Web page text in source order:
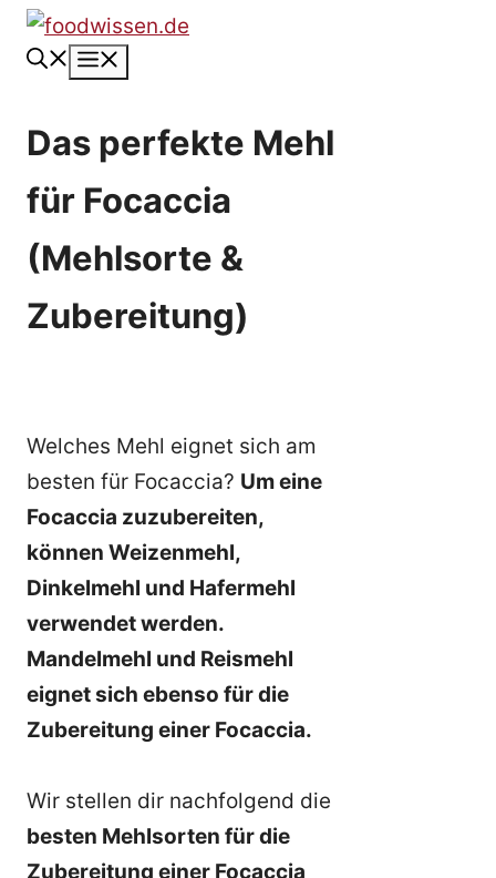
Zum
Inhalt
Das perfekte Mehl
für Focaccia
(Mehlsorte &
Zubereitung)
Welches Mehl eignet sich am
besten für Focaccia? Um eine
Focaccia zuzubereiten,
können Weizenmehl,
Dinkelmehl und Hafermehl
verwendet werden.
Mandelmehl und Reismehl
eignet sich ebenso für die
Zubereitung einer Focaccia.
Wir stellen dir nachfolgend die
besten Mehlsorten für die
Zubereitung einer Focaccia